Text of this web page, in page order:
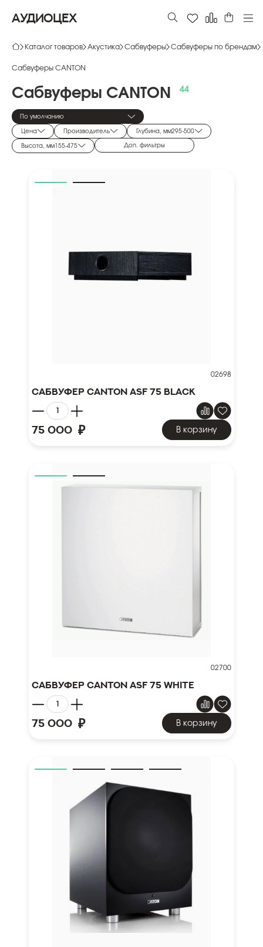
АУДИОЦЕХ
Каталог товаров Акустика Сабвуферы Сабвуферы по брендам
Сабвуферы CANTON
Сабвуферы CANTON
Цена Производитель Глубина, мм295-500
Высота, мм155-475 Доп. фильтры
По умолчанию
02698
Сабвуфер Canton ASF 75 black
75 000 ₽ В корзину
02700
Сабвуфер Canton ASF 75 white
75 000 ₽ В корзину